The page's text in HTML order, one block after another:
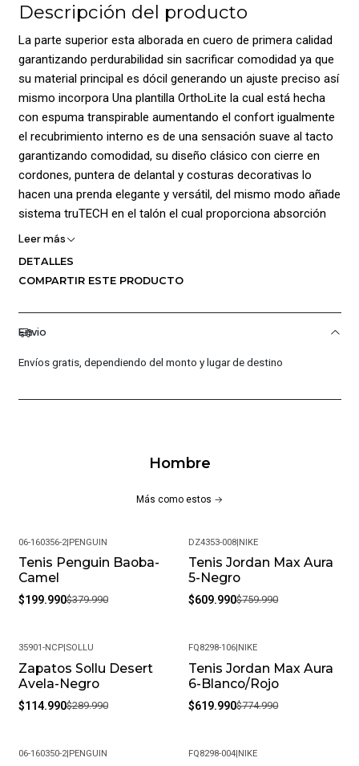
Descripción del producto
La parte superior esta alborada en cuero de primera calidad
garantizando perdurabilidad sin sacrificar comodidad ya que
su material principal es dócil generando un ajuste preciso así
mismo incorpora Una plantilla OrthoLite la cual está hecha
con espuma transpirable aumentando el confort igualmente
el recubrimiento interno es de una sensación suave al tacto
garantizando comodidad, su diseño clásico con cierre en
cordones, puntera de delantal y costuras decorativas lo
hacen una prenda elegante y versátil, del mismo modo añade
sistema truTECH en el talón el cual proporciona absorción
de impactos, la suela está elaborada en EVA proporcionando
Leer más
DETALLES
COMPARTIR ESTE PRODUCTO
Envio
Envíos gratis, dependiendo del monto y lugar de destino
Hombre
Más como estos
-47%
06-160356-2|PENGUIN
Tenis Penguin Baoba-
Camel
$199.990$379.990
-20%
DZ4353-008|NIKE
Tenis Jordan Max Aura
5-Negro
$609.990$759.990
-60%
35901-NCP| SOLLU
Zapatos Sollu Desert
Avela-Negro
$114.990$289.990
-20%
FQ8298-106 NIKE
Tenis Jordan Max Aura
6-Blanco/Rojo
$619.990$774.990
06-160350-2| PENGUIN FQ8298-004 NIKE